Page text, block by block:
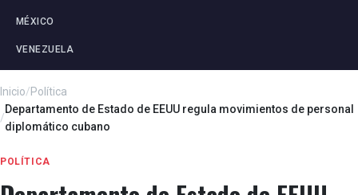
MÉXICO
VENEZUELA
Inicio/Política
/
Departamento de Estado de EEUU regula movimientos de personal
diplomático cubano
POLÍTICA